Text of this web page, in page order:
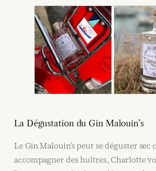
La Dégustation du Gin Malouin’s
Le Gin Malouin’s peut se déguster sec
accompagner des huîtres, Charlotte